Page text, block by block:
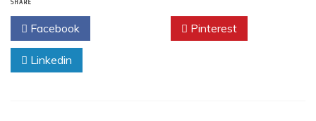
Facebook Pinterest
Linkedin